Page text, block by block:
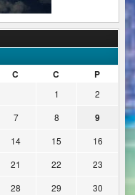
C C P
1
2
7 8 9
14 15
16
21 22
23
28 29
30